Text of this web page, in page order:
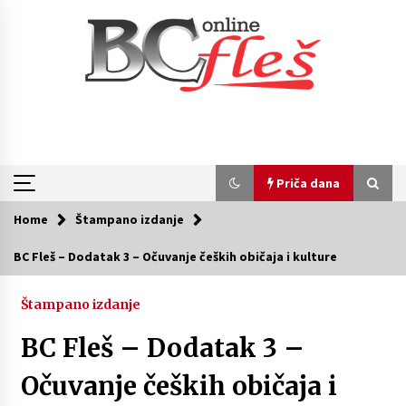
Priča dana
Priča dana
(VIDEO)
Kruščici (VIDEO)
Home Štampano izdanje
BC Fleš – Dodatak 3 – Očuvanje čeških običaja i kulture
Štampano izdanje
BC Fleš – Dodatak 3 –
Očuvanje čeških običaja i